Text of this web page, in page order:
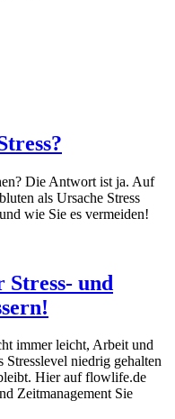
Die Antwort ist ja. Auf
als Ursache Stress
wie Sie es vermeiden!
Stress- und
immer leicht, Arbeit und
Stresslevel niedrig gehalten
Hier auf flowlife.de
Zeitmanagement Sie